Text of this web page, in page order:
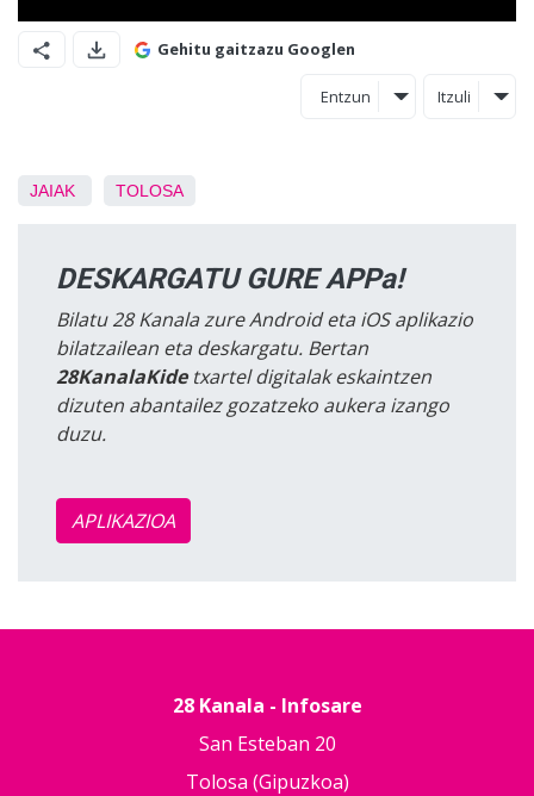
Gehitu gaitzazu Googlen
Entzun Itzuli
JAIAK TOLOSA
DESKARGATU GURE APPa!
Bilatu 28 Kanala zure Android eta iOS aplikazio
bilatzailean eta deskargatu. Bertan
28KanalaKidetxartel digitalak eskaintzen
dizuten abantailez gozatzeko aukera izango
duzu.
APLIKAZIOA
28 Kanala - Infosare
San Esteban 20
Tolosa (Gipuzkoa)